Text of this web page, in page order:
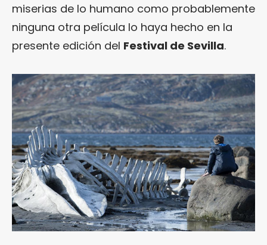
miserias de lo humano como probablemente
ninguna otra película lo haya hecho en la
presente edición del Festival de Sevilla.